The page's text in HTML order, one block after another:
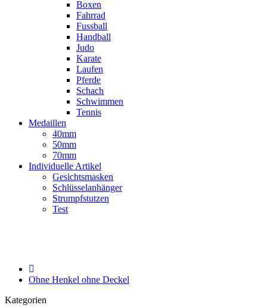
Boxen
Fahrrad
Fussball
Handball
Judo
Karate
Laufen
Pferde
Schach
Schwimmen
Tennis
Medaillen
40mm
50mm
70mm
Individuelle Artikel
Gesichtsmasken
Schlüsselanhänger
Strumpfstutzen
Test
Ohne Henkel ohne Deckel
Kategorien